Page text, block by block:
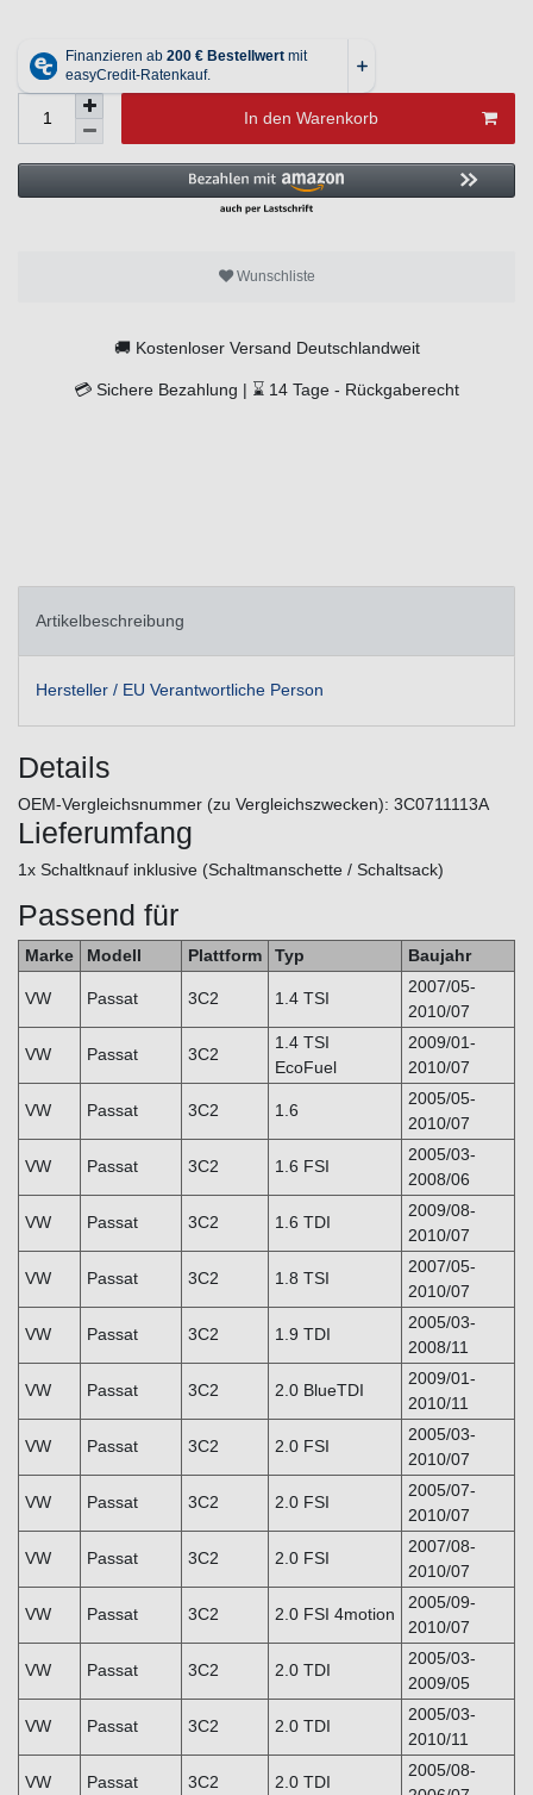
In den Warenkorb
Wunschliste
🚚 Kostenloser Versand Deutschlandweit
💳 Sichere Bezahlung | ⌛ 14 Tage - Rückgaberecht
Artikelbeschreibung
Hersteller / EU Verantwortliche Person
Details
OEM-Vergleichsnummer (zu Vergleichszwecken): 3C0711113A
Lieferumfang
1x Schaltknauf inklusive (Schaltmanschette / Schaltsack)
Passend für
Marke Modell Plattform Typ Baujahr
VW Passat 3C2 1.4 TSI
2007/05-
2010/07
VW Passat 3C2
1.4 TSI
EcoFuel
2009/01-
2010/07
VW Passat 3C2 1.6
2005/05-
2010/07
VW Passat 3C2 1.6 FSI
2005/03-
2008/06
VW Passat 3C2 1.6 TDI
2009/08-
2010/07
VW Passat 3C2 1.8 TSI
2007/05-
2010/07
VW Passat 3C2 1.9 TDI
2005/03-
2008/11
VW Passat 3C2 2.0 BlueTDI
2009/01-
2010/11
VW Passat 3C2 2.0 FSI
2005/03-
2010/07
VW Passat 3C2 2.0 FSI
2005/07-
2010/07
VW Passat 3C2 2.0 FSI
2007/08-
2010/07
VW Passat 3C2 2.0 FSI 4motion
2005/09-
2010/07
VW Passat 3C2 2.0 TDI
2005/03-
2009/05
VW Passat 3C2 2.0 TDI
2005/03-
2010/11
VW Passat 3C2 2.0 TDI
2005/08-